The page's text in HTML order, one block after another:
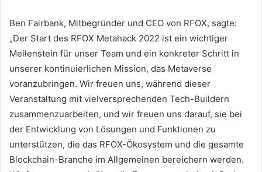
Ben Fairbank, Mitbegründer und CEO von RFOX, sagte:
„Der Start des RFOX Metahack 2022 ist ein wichtiger
Meilenstein für unser Team und ein konkreter Schritt in
unserer kontinuierlichen Mission, das Metaverse
voranzubringen. Wir freuen uns, während dieser
Veranstaltung mit vielversprechenden Tech-Buildern
zusammenzuarbeiten, und wir freuen uns darauf, sie bei
der Entwicklung von Lösungen und Funktionen zu
unterstützen, die das RFOX-Ökosystem und die gesamte
Blockchain-Branche im Allgemeinen bereichern werden.